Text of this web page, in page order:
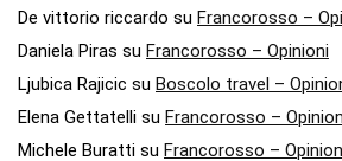
De vittorio riccardo su Francorosso –
Daniela Piras su Francorosso – Opinioni
Ljubica Rajicic su Boscolo travel –
Elena Gettatelli su Francorosso –
Michele Buratti su Francorosso –